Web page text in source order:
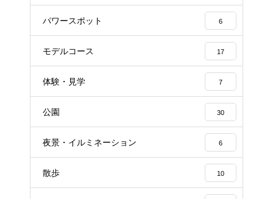
パワースポット 6
モデルコース 17
体験・見学 7
公園 30
夜景・イルミネーション 6
散歩 10